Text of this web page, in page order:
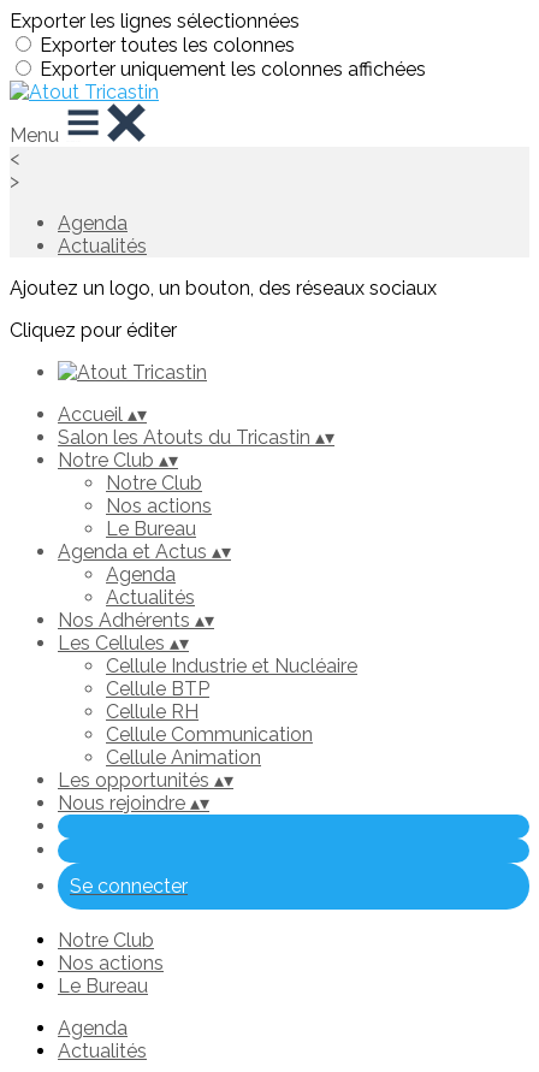
Exporter les lignes sélectionnées
Exporter toutes les colonnes
Exporter uniquement les colonnes affichées
Menu
<
>
Agenda
Actualités
Ajoutez un logo, un bouton, des réseaux sociaux
Cliquez pour éditer
Accueil ▴▾
Salon les Atouts du Tricastin ▴▾
Notre Club ▴▾
Notre Club
Nos actions
Le Bureau
Agenda et Actus ▴▾
Agenda
Actualités
Nos Adhérents ▴▾
Les Cellules ▴▾
Cellule Industrie et Nucléaire
Cellule BTP
Cellule RH
Cellule Communication
Cellule Animation
Les opportunités ▴▾
Nous rejoindre ▴▾
Se connecter
Notre Club
Nos actions
Le Bureau
Agenda
Actualités